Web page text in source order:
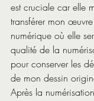
est cruciale car elle
transférer mon
numérique où elle
qualité de la
pour conserver les
de mon dessin
Après la